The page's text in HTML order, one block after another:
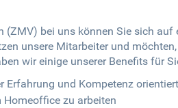
bei uns können Sie sich auf
unsere Mitarbeiter und
wir einige unserer Benefits für
Erfahrung und Kompetenz orientiert
zu arbeiten